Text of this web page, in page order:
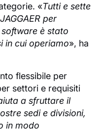
«Tutti e sette
per
è stato
in cui operiamo», ha
flessibile per
settori e requisiti
a sfruttare il
sedi e divisioni,
in modo